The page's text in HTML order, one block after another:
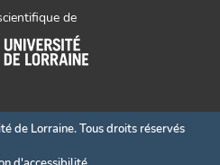
de
de Lorraine. Tous droits réservés